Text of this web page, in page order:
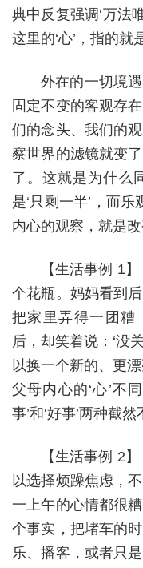
典中反复强调‘万法
这里的‘心’，指的就
外在的一切境
固定不变的客观存
们的念头、我们的
察世界的滤镜就变
了。这就是为什么
是‘只剩一半’，而
内心的观察，就是改
【生活事例 1
个花瓶。妈妈看到
把家里弄得一团糟
后，却笑着说：‘没
以换一个新的、更
父母内心的‘心’不
事’和‘好事’两种截然
【生活事例 2
以选择烦躁焦虑，
一上午的心情都很
个事实，把堵车的
乐、播客，或者只